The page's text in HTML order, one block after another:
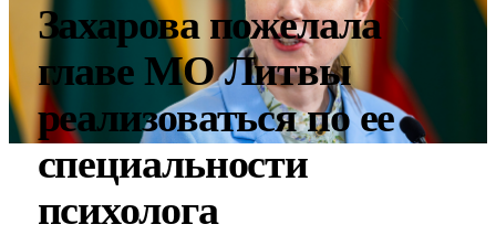
Захарова пожелала
главе МО Литвы
реализоваться по ее
специальности
психолога